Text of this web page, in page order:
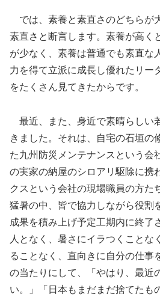
では、素養と素直さのどちらが
素直さと断言します。素養が高く
が少なく、素養は普通でも素直な
力を得て立派に成長し優れたリー
をたくさん見てきたからです。
最近、また、身近で素晴らしい
きました。それは、自宅の石垣の
た九州防災メンテナンスという会
の実家の納屋のシロアリ駆除に携
クスという会社の現場職員の方た
猛暑の中、皆で協力しながら役割
成果を積み上げ予定工期内に終了
人となく、暑さにイラつくことな
ることなく、直向きに自分の仕事
の当たりにして、「やはり、最近
い。」「日本もまだまだ捨てたも